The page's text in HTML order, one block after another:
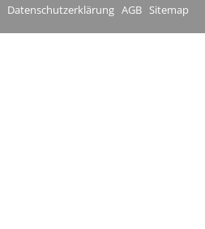
Datenschutzerklärung AGB Sitemap